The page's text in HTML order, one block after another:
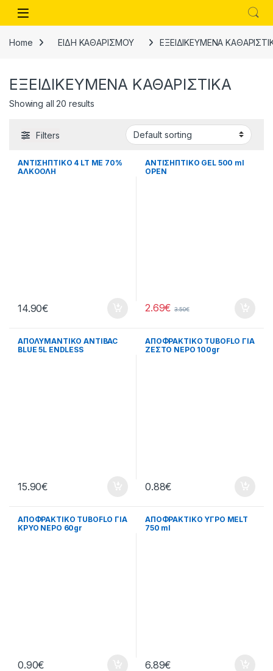
Skip to navigation
Skip to content
Open
Home ΕΙΔΗ ΚΑΘΑΡΙΣΜΟΥ ΕΞΕΙΔΙΚΕΥΜΕΝΑ
ΕΞΕΙΔΙΚΕΥΜΕΝΑ ΚΑΘΑΡΙΣΤΙΚΑ
Showing all 20 results
Filters
ΑΝΤΙΣΗΠΤΙΚΟ 4 LT ΜΕ 70%
ΑΛΚΟΟΛΗ
14.90€
ΑΝΤΙΣΗΠΤΙΚΟ GEL 500 ml
OPEN
2.69€ 3.50€
ΑΠΟΛΥΜΑΝΤΙΚΟ ANTIBAC
BLUE 5L ENDLESS
15.90€
ΑΠΟΦΡΑΚΤΙΚΟ TUBOFLO ΓΙΑ
ΖΕΣΤΟ ΝΕΡΟ 100gr
0.88€
ΑΠΟΦΡΑΚΤΙΚΟ TUBOFLO ΓΙΑ
ΚΡΥΟ ΝΕΡΟ 60gr
0.90€
ΑΠΟΦΡΑΚΤΙΚΟ ΥΓΡΟ MELT
750 ml
6.89€